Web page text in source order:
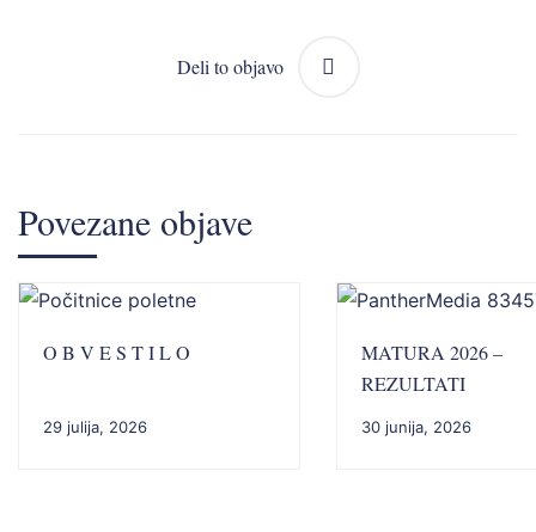
Deli to objavo
Povezane objave
O B V E S T I L O
29 julija, 2026
MATURA 2026 –
REZULTATI
30 junija, 2026